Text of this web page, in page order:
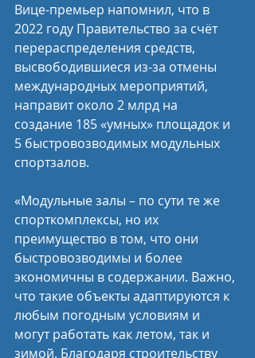
Вице-премьер напомнил, что в
2022 году Правительство за счёт
перераспределения средств,
высвободившиеся из-за отмены
международных мероприятий,
направит около 2 млрд на
создание 185 «умных» площадок и
5 быстровозводимых модульных
спортзалов.
«Модульные залы – по сути те же
спорткомплексы, но их
преимущество в том, что они
быстровозводимы и более
экономичны в содержании. Важно,
что такие объекты адаптируются к
любым погодным условиям и
могут работать как летом, так и
зимой. Благодаря строительству